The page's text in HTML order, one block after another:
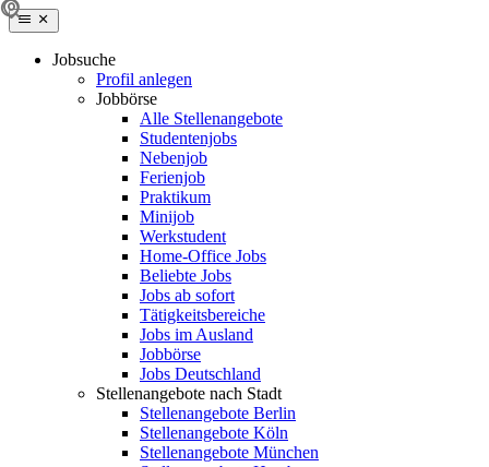
Jobsuche
Profil anlegen
Jobbörse
Alle Stellenangebote
Studentenjobs
Nebenjob
Ferienjob
Praktikum
Minijob
Werkstudent
Home-Office Jobs
Beliebte Jobs
Jobs ab sofort
Tätigkeitsbereiche
Jobs im Ausland
Jobbörse
Jobs Deutschland
Stellenangebote nach Stadt
Stellenangebote Berlin
Stellenangebote Köln
Stellenangebote München